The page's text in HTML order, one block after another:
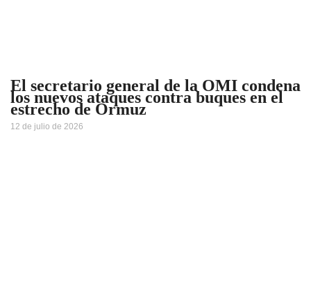
El secretario general de la OMI condena
los nuevos ataques contra buques en el
estrecho de Ormuz
12 de julio de 2026